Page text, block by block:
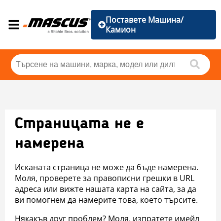
Поставете Машина/
Камион
Страницата не е
намерена
Исканата страница не може да бъде намерена.
Моля, проверете за правописни грешки в URL
адреса или вижте нашата карта на сайта, за да
ви помогнем да намерите това, което търсите.
Някакъв друг проблем? Моля, изпратете имейл